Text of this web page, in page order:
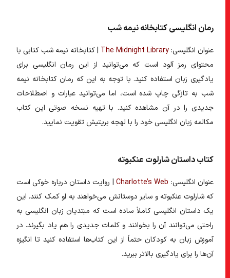
رمان انگلیسی کتابخانه نیمه شب
عنوان انگلیسی:The Midnight Library| کتابخانه نیمه شب کتابی با
محتوای رمز آلود است که می‌توانید از این رمان انگلیسی برای
یادگیری زباناستفاده کنید. با توجه به این که رمان کتابخانه نیمه
شب به تازگی چاپ شده است، اما می‌توانید عبارات و اصطلاحات
جدیدی را در آن مشاهده کنید. با تهیه نسخه صوتی این کتاب
مکالمه زبان انگلیسی خود را با لهجه بریتیش تقویت نمایید.
کتاب داستان شارلوت عنکبوته
عنوان انگلیسی:Charlotte’s Web| روایت داستان درباره خوکی است
که شارلوت عنکبوته و سایر دوستانش می‌خواهند به او کمک کنند. این
یک داستان انگلیسی کاملاً ساده است که مبتدیان زبان انگلیسی به
راحتی می‌توانند آن را بخوانند و کلمات جدیدی را هم یاد بگیرند. در
آموزش زبان به کودکان حتماً از این کتاب‌ها استفاده کنید تا انگیزه
آن‌ها را برای یادگیری بالاتر ببرید.